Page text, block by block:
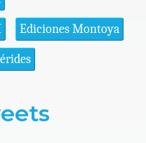
Ediciones Montoya